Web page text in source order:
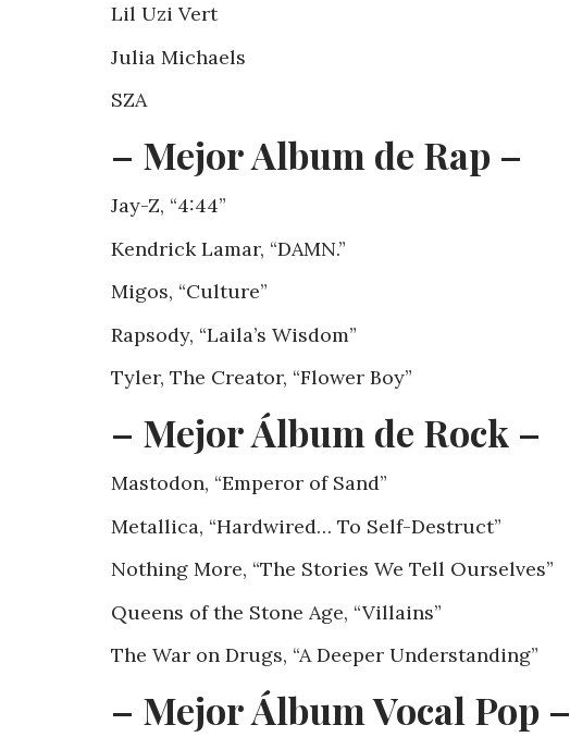
Lil Uzi Vert
Julia Michaels
SZA
– Mejor Album de Rap –
Jay-Z, “4:44”
Kendrick Lamar, “DAMN.”
Migos, “Culture”
Rapsody, “Laila’s Wisdom”
Tyler, The Creator, “Flower Boy”
– Mejor Álbum de Rock –
Mastodon, “Emperor of Sand”
Metallica, “Hardwired… To Self-Destruct”
Nothing More, “The Stories We Tell Ourselves”
Queens of the Stone Age, “Villains”
The War on Drugs, “A Deeper Understanding”
– Mejor Álbum Vocal Pop –